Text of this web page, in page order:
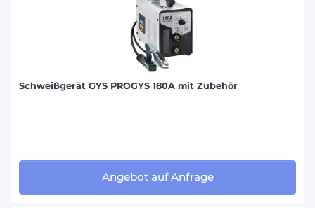
Schweißgerät GYS PROGYS 180A mit Zubehör
Angebot auf Anfrage